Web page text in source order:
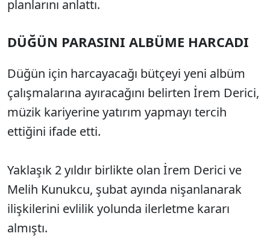
planlarını anlattı.
DÜĞÜN PARASINI ALBÜME HARCADI
Düğün için harcayacağı bütçeyi yeni albüm
çalışmalarına ayıracağını belirten İrem Derici,
müzik kariyerine yatırım yapmayı tercih
ettiğini ifade etti.
Yaklaşık 2 yıldır birlikte olan İrem Derici ve
Melih Kunukcu, şubat ayında nişanlanarak
ilişkilerini evlilik yolunda ilerletme kararı
almıştı.